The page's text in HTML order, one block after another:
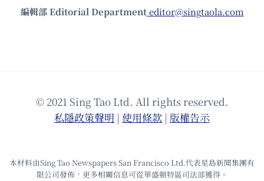
編輯部 Editorial Department editor@singtaola.com
© 2021 Sing Tao Ltd. All rights reserved.
私隱政策聲明 | 使⽤條款 | 版權告⽰
本材料由Sing Tao Newspapers San Francisco Ltd.代表星島新聞集團有
限公司發佈，更多相關信息可從華盛頓特區司法部獲得。